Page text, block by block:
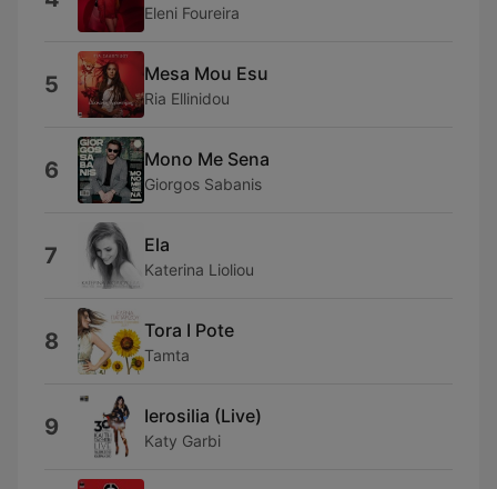
Eleni Foureira
5 Mesa Mou Esu
Ria Ellinidou
6 Mono Me Sena
Giorgos Sabanis
7 Ela
Katerina Lioliou
8 Tora I Pote
Tamta
9 Ierosilia (Live)
Katy Garbi